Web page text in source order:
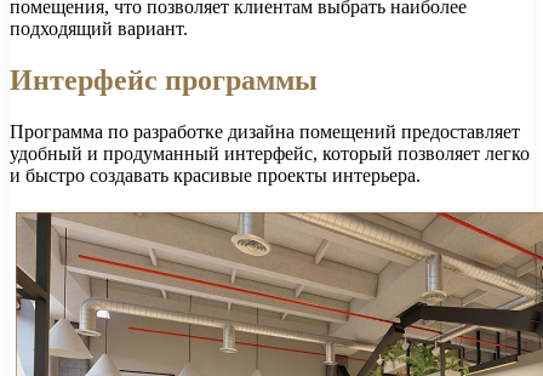
помещения, что позволяет клиентам выбрать наиболее
подходящий вариант.
Интерфейс программы
Программа по разработке дизайна помещений предоставляет
удобный и продуманный интерфейс, который позволяет легко
и быстро создавать красивые проекты интерьера.